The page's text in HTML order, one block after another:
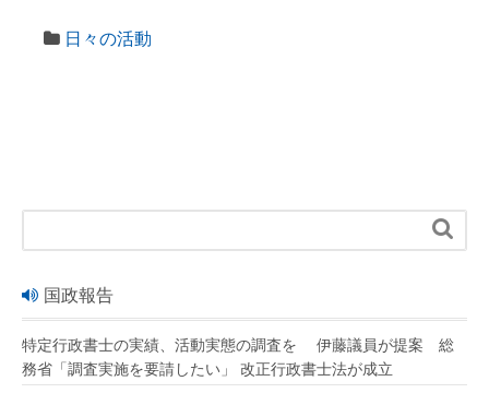
日々の活動

国政報告
特定行政書士の実績、活動実態の調査を 伊藤議員が提案 総
務省「調査実施を要請したい」 改正行政書士法が成立